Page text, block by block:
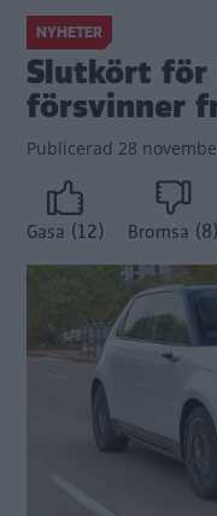
NYHETER
Slutkört för
försvinner
Publicerad 28
Gasa (12) Bromsa (8)